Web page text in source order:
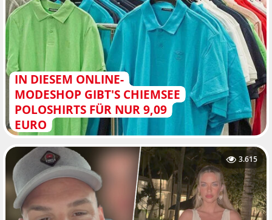
IN DIESEM ONLINE-
MODESHOP GIBT'S CHIEMSEE
POLOSHIRTS FÜR NUR 9,09
EURO
3.615